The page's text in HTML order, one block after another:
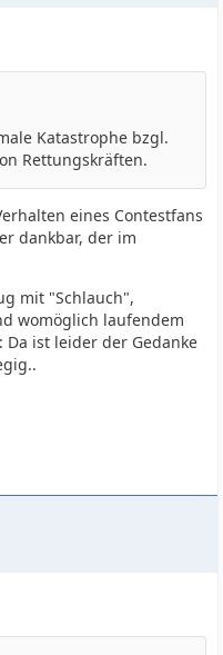
Katastrophe bzgl.
Rettungskräften.
eines Contestfans
dankbar, der im
mit "Schlauch",
womöglich laufendem
ist leider der Gedanke